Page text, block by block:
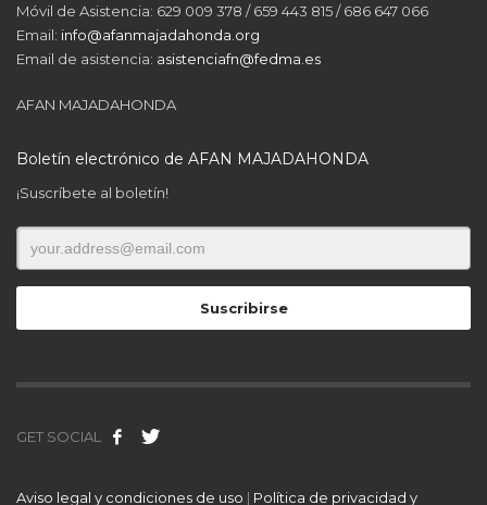
Móvil de Asistencia: 629 009 378 / 659 443 815 / 686 647 066
Email: info@afanmajadahonda.org
Email de asistencia: asistenciafn@fedma.es
AFAN MAJADAHONDA
Boletín electrónico de AFAN MAJADAHONDA
¡Suscríbete al boletín!
GET SOCIAL
Aviso legal y condiciones de uso | Política de privacidad y